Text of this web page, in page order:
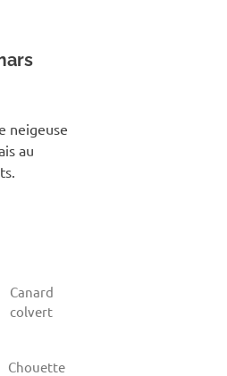
neigeuse
au
Canard
colvert
Chouette